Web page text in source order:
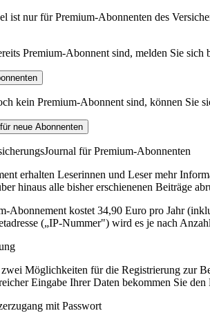
ist nur für Premium-Abonnenten des
Premium-Abonnent sind, melden Sie sich
kein Premium-Abonnent sind, können Sie
für Premium-Abonnenten
erhalten Leserinnen und Leser mehr
hinaus alle bisher erschienenen Beiträge
Abonnement kostet 34,90 Euro pro Jahr
(„IP-Nummer") wird es je nach
zwei Möglichkeiten für die Registrierung zur
Eingabe Ihrer Daten bekommen Sie
mit Passwort